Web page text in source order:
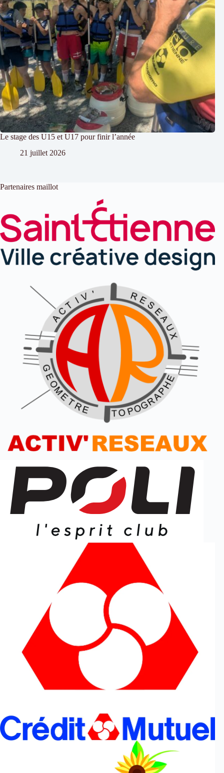
Le stage des U15 et U17 pour finir l’année
21 juillet 2026
Partenaires maillot